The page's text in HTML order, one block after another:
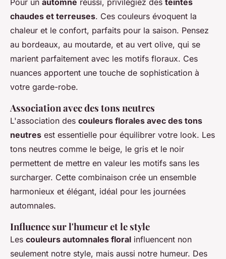
chaudes et terreuses. Ces couleurs évoquent la
chaleur et le confort, parfaits pour la saison. Pensez
au bordeaux, au moutarde, et au vert olive, qui se
marient parfaitement avec les motifs floraux. Ces
nuances apportent une touche de sophistication à
votre garde-robe.
Association avec des tons neutres
L'association des couleurs florales avec des tons
neutres est essentielle pour équilibrer votre look. Les
tons neutres comme le beige, le gris et le noir
permettent de mettre en valeur les motifs sans les
surcharger. Cette combinaison crée un ensemble
harmonieux et élégant, idéal pour les journées
automnales.
Influence sur l'humeur et le style
Les couleurs automnales floral influencent non
seulement notre style, mais aussi notre humeur. Des